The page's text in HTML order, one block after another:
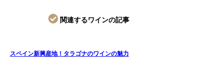
関連するワインの記事
スペイン新興産地！タラゴナのワインの魅力